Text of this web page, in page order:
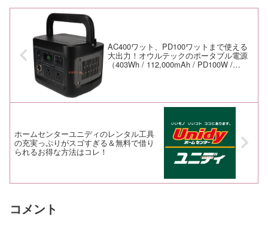
AC400ワット、PD100ワットまで使える
大出力！オウルテックのポータブル電源
（403Wh / 112,000mAh / PD100W /
ホームセンターユニディのレンタル工具
の充実っぷりがスゴすぎる＆無料で借り
られるお得な方法はコレ！
コメント